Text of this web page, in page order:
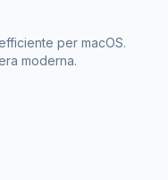
per macOS.
moderna.